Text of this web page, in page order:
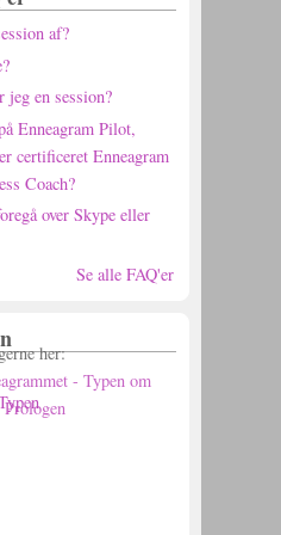
af?
jeg en session?
Enneagram Pilot,
certificeret Enneagram
Coach?
over Skype eller
Se alle FAQ'er